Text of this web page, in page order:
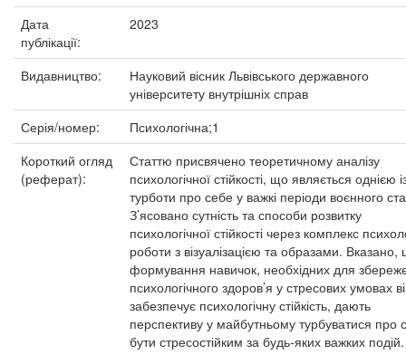
Дата
публікації:
2023
Видавництво:
Науковий вісник Львівського державного
університету внутрішніх справ
Серія/номер:
Психологічна;1
Короткий огляд
(реферат):
Статтю присвячено теоретичному аналізу
психологічної стійкості, що являється однією
турботи про себе у важкі періоди воєнного
З’ясовано сутність та способи розвитку
психологічної стійкості через комплекс
роботи з візуалізацією та образами. Вказано,
формування навичок, необхідних для
психологічного здоров’я у стресових умовах
забезпечує психологічну стійкість, дають
перспективу у майбутньому турбуватися про
бути стресостійким за будь-яких важких подій.